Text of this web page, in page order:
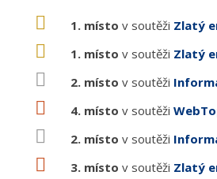
1. místo v soutěži Zlatý
1. místo v soutěži Zlatý
2. místo v soutěži
4. místo v soutěži
2. místo v soutěži
3. místo v soutěži Zlatý